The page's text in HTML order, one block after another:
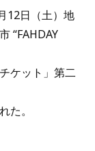
12日（土）地
“FAHDAY
ケット」第二
た。